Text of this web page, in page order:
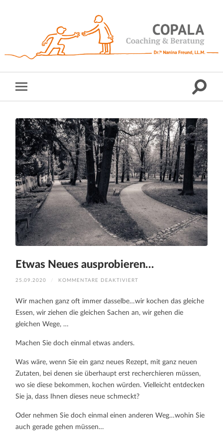
Etwas Neues ausprobieren…
25.09.2020 / KOMMENTARE DEAKTIVIERT
AUSPROBIEREN…
Wir machen ganz oft immer dasselbe…wir kochen das gleiche
Essen, wir ziehen die gleichen Sachen an, wir gehen die
gleichen Wege, …
Machen Sie doch einmal etwas anders.
Was wäre, wenn Sie ein ganz neues Rezept, mit ganz neuen
Zutaten, bei denen sie überhaupt erst recherchieren müssen,
wo sie diese bekommen, kochen würden. Vielleicht entdecken
Sie ja, dass Ihnen dieses neue schmeckt?
Oder nehmen Sie doch einmal einen anderen Weg…wohin Sie
auch gerade gehen müssen…